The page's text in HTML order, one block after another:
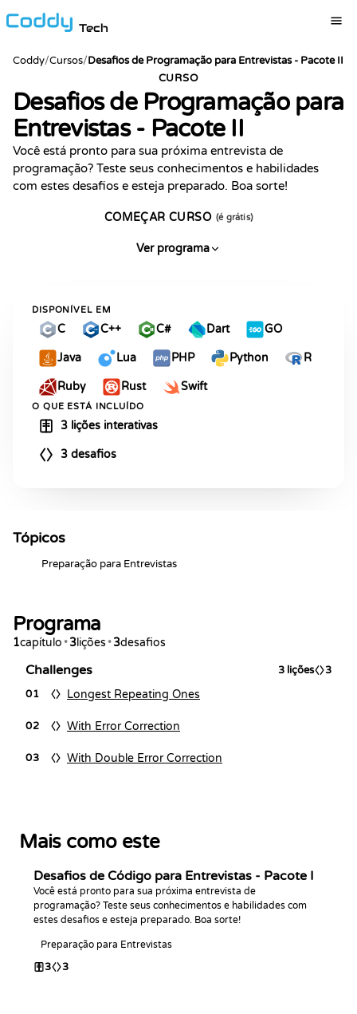
Tech
Coddy/Cursos/Desafios de Programação para Entrevistas - Pacote II
CURSO
Desafios de Programação para
Entrevistas - Pacote II
Você está pronto para sua próxima entrevista de
programação? Teste seus conhecimentos e habilidades
com estes desafios e esteja preparado. Boa sorte!
COMEÇAR CURSO (é grátis)
Ver programa
DISPONÍVEL EM
C C++ C# Dart GO
Java Lua PHP Python R
Ruby Rust Swift
O QUE ESTÁ INCLUÍDO
3 lições interativas
3 desafios
Tópicos
Preparação para Entrevistas
Programa
1capítulo •3lições •3desafios
Challenges 3 lições
3
01
Longest Repeating Ones
02 With Error Correction
03 With Double Error Correction
Mais como este
Desafios de Código para Entrevistas - Pacote I
Você está pronto para sua próxima entrevista de
programação? Teste seus conhecimentos e habilidades com
estes desafios e esteja preparado. Boa sorte!
Preparação para Entrevistas
3 3